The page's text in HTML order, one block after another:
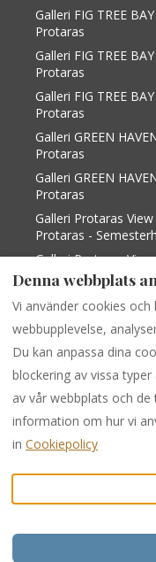
Galleri FIG TREE
Protaras
Galleri FIG TREE
Protaras
Galleri FIG TREE
Protaras
Galleri GREEN
Protaras
Galleri GREEN
Protaras
Galleri Protaras
Protaras -
Galleri Protaras
Protaras -
Galleri Protaras
Protaras - Villa i
Swedish EUR
284 Protaras -Cape
Avenue, Shop 1,
PARALIMNI,
E-post:
Denna webbplats
Vi använder cookies
webbupplevelse,
Du kan anpassa dina
blockering av vissa
av vår webbplats och
information om hur vi
in Cookiepolicy